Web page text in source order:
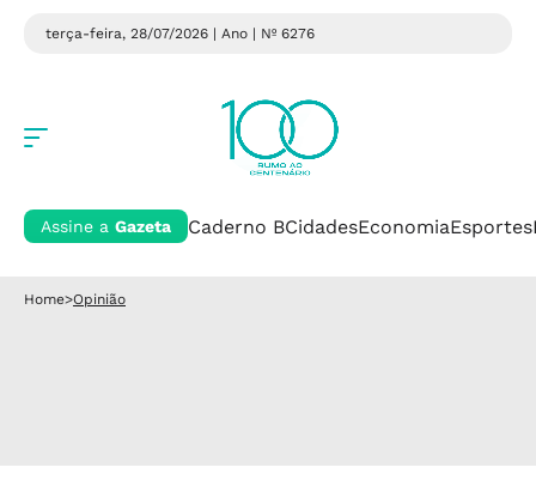
terça-feira, 28/07/2026 | Ano | Nº 6276
Assine a Gazeta Caderno BCidadesEconomiaEsportes
Home>Opinião